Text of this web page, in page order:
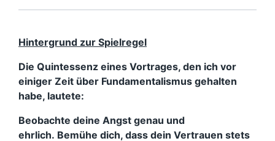
Hintergrund zur Spielregel
Die Quintessenz eines Vortrages, den ich vor
einiger Zeit über Fundamentalismus gehalten
habe, lautete:
Beobachte deine Angst genau und
ehrlich. Bemühe dich, dass dein Vertrauen stets